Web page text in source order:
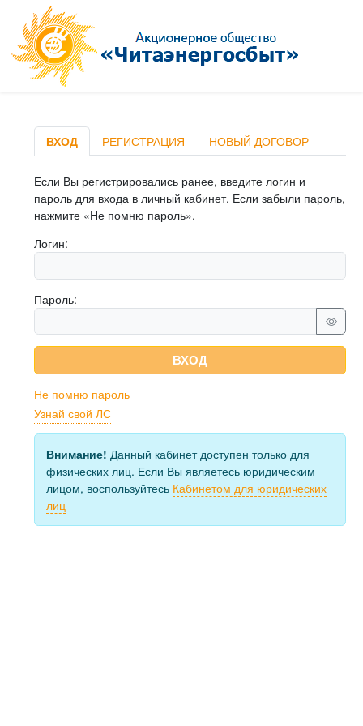
ВХОД РЕГИСТРАЦИЯ НОВЫЙ ДОГОВОР
Если Вы регистрировались ранее, введите логин и
пароль для входа в личный кабинет. Если забыли пароль,
нажмите «Не помню пароль».
Логин:
Пароль:
ВХОД
Не помню пароль
Узнай свой ЛС
Внимание! Данный кабинет доступен только для
физических лиц. Если Вы являетесь юридическим
лицом, воспользуйтесь Кабинетом для юридических
лиц